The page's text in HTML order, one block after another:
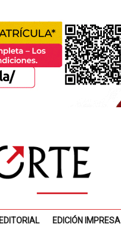
EDITORIAL EDICIÓN IMPRESA